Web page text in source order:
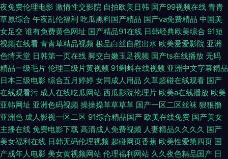
丝袜 国内A片在线观看 91原创视频在线观看 日本一级婬片免费放 超级碰碰
91 深夜成人A片在线电影 www91精彩视频 欧美性看A片 黑丝少妇足交 亚洲
另类黄色 色色资源站AV 91超碰资源总站 亚洲第一页a片 影音先锋资源人妖
国内成人自拍 亚洲日韩色色 91视频网址91婷婷 少妇AV四虎一线天 后入内射
黑丝 av片网址不卡 韩国一区二区三区AV 97精品成人影视 天堂影音av资源
站 国产91制片 亚洲第一夜综合 男女啪啪网站在线观看 国产女孩粉嫩毛片 97
夜免费伦理电影 激情性交影院 自拍欧美日韩 国产99视频在线 青青
草原综合 午夜乱伦福利 吃瓜黑料国产精品 国产va免费精品 中国美
女足交 谁有免费黄色网址 国产精品91在线 日韩经典欧美综合 91短
视频在线看 青青草精品视频 极品白丝自慰出水 欧美爱爱影院 亚洲
色情天堂 日韩第一页在线 脚交白嫩玉足视频 国产ts在线播放 无码
精品一级毛片 伦理三级片黄视频 91蝌蚪在线视频 亚洲中文字幕精品
日本三级电影 综合五月婷婷 女同成人用品 久草超碰在线观看 国产
在线观看污 成人在线吃瓜网站 西瓜影院伦理片 欧美a在线播放 欧美
亚韩网址 亚洲色码视频 操操操草草草草 国产一区二区丝袜 狠狠撸
亚洲色 成人影视一区二区 91综合精品国产 欧美在线免费 国产美女
主播在线 免费电影下载 高清成人免费视频 人妻精品久久久久 国产
美女福利在线 日韩无码伦理视频 超碰网页香蕉 欧美性爱第四页 国
产成年人电影 美女黄视频网站 伦理福利网站 久久夜色精品国产 日